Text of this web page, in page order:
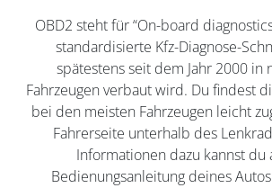
OBD2 steht für “On-board
standardisierte Kfz-Diagnose-
spätestens seit dem Jahr 2000 in
Fahrzeugen verbaut wird. Du findest
bei den meisten Fahrzeugen leicht
Fahrerseite unterhalb des
Informationen dazu kannst du
Bedienungsanleitung deines